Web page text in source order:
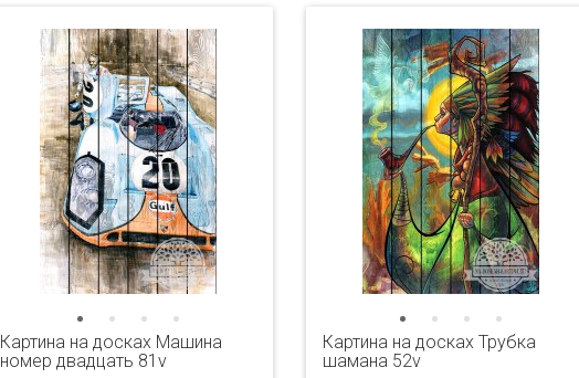
Картина на досках Машина
номер двадцать 81v
Картина на досках Трубка
шамана 52v